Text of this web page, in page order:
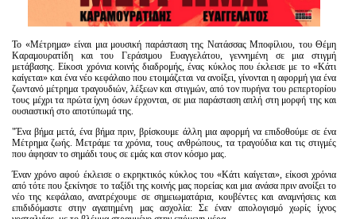
Το «Μέτρημα» είναι μια μουσική παράσταση της Νατάσσας Μποφίλιου, του Θέμη
Καραμουρατίδη και του Γεράσιμου Ευαγγελάτου, γεννημένη σε μια στιγμή
μετάβασης. Είκοσι χρόνια κοινής διαδρομής, ένας κύκλος που έκλεισε με το «Κάτι
καίγεται» και ένα νέο κεφάλαιο που ετοιμάζεται να ανοίξει, γίνονται η αφορμή για ένα
ζωντανό μέτρημα τραγουδιών, λέξεων και στιγμών, από τον πυρήνα του ρεπερτορίου
τους μέχρι τα πρώτα ίχνη όσων έρχονται, σε μια παράσταση απλή στη μορφή της και
ουσιαστική στο αποτύπωμά της.
"Ένα βήμα μετά, ένα βήμα πριν, βρίσκουμε άλλη μια αφορμή να επιδοθούμε σε ένα
Μέτρημα ζωής. Μετράμε τα χρόνια, τους ανθρώπους, τα τραγούδια και τις στιγμές
που άφησαν το σημάδι τους σε εμάς και στον κόσμο μας.
Έναν χρόνο αφού έκλεισε ο εκρηκτικός κύκλος του «Κάτι καίγεται», είκοσι χρόνια
από τότε που ξεκίνησε το ταξίδι της κοινής μας πορείας και μια ανάσα πριν ανοίξει το
νέο της κεφάλαιο, ανατρέχουμε σε σημειωματάρια, κουβέντες και αναμνήσεις και
επιδιδόμαστε στην αγαπημένη μας ασχολία: Σε έναν απολογισμό χωρίς ίχνος